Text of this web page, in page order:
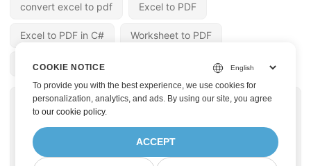
convert excel to pdf Excel to PDF
Excel to PDF in C# Worksheet to PDF
free excel to pdf conversion
« PREV PAGE
FBX OBJ-ში -
გადააკეთეთ FBX
OBJ-ში C#-ში
NEXT PAGE »
გადაიყვანეთ EML
MSG-ში C#-ში
COOKIE NOTICE
To provide you with the best experience, we use cookies for
personalization, analytics, and ads. By using our site, you agree
toour cookie policy.
ACCEPT